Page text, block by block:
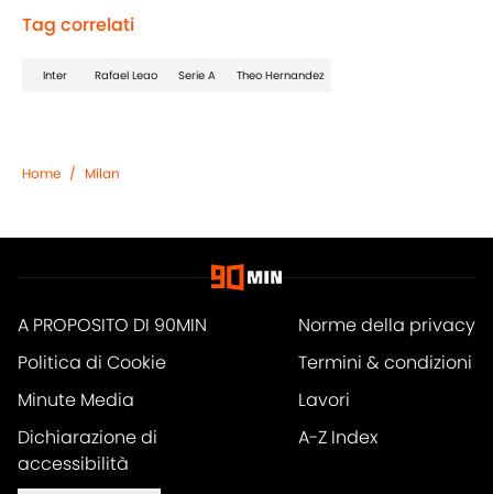
Tag correlati
Inter Rafael Leao Serie A Theo Hernandez
Home / Milan
A PROPOSITO DI 90MIN
Norme della privacy
Politica di Cookie
Termini & condizioni
Minute Media
Lavori
Dichiarazione di
accessibilità
A-Z Index